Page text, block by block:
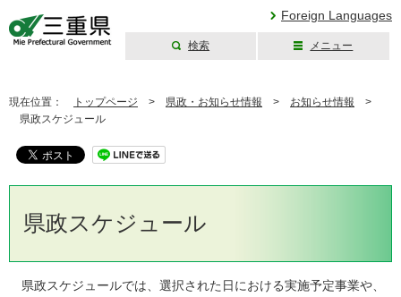
Foreign Languages
検索 メニュー
現在位置： トップページ > 県政・お知らせ情報 > お知らせ情報 >
県政スケジュール
県政スケジュール
県政スケジュールでは、選択された日における実施予定事業や、